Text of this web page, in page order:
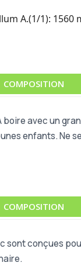
A.(1/1): 1560
COMPOSITION
boire avec un
enfants. Ne
COMPOSITION
sont conçues